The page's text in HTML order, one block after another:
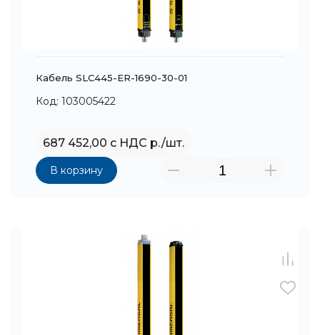
Кабель SLC445-ER-1690-30-01
Код: 103005422
687 452,00 с НДС р./шт.
В корзину